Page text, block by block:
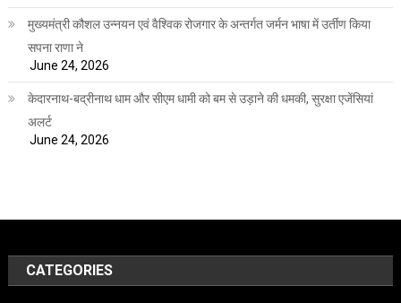
मुख्यमंत्री कौशल उन्नयन एवं वैश्विक रोजगार के अन्तर्गत जर्मन भाषा में उर्तीण किया
सपना राणा ने
June 24, 2026
केदारनाथ-बद्रीनाथ धाम और सीएम धामी को बम से उड़ाने की धमकी, सुरक्षा एजेंसियां
अलर्ट
June 24, 2026
CATEGORIES